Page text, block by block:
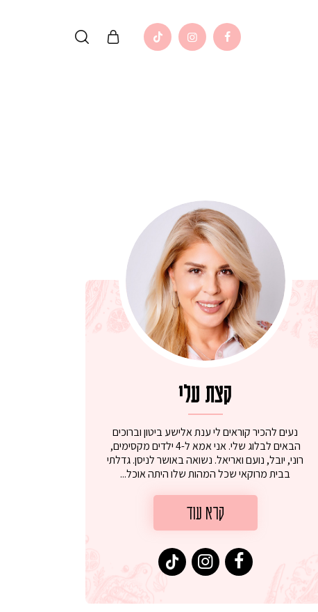
קצת עלי
נעים להכיר קוראים לי ענת אלישע ביטון וברוכים
הבאים לבלוג שלי. אני אמא ל-4 ילדים מקסימים,
רוני, יובל, נועם ואריאל. נשואה באושר לניסן. גדלתי
בבית מרוקאי שכל המהות שלו היתה אוכל...
קרא עוד